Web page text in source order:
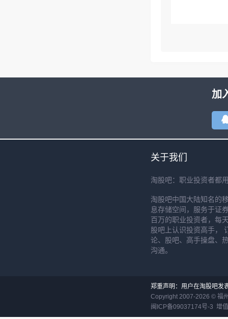
加
关于我们
淘股吧：职业投资者都
淘股吧中国大陆知名的
息存储空间，服务于证
百万的职业投资者，每
股吧上认识投资高手，
论、股吧、高手操盘、
沟通。
郑重声明：用户在淘股吧发
Copyright 2007-2026 © 福
闽ICP备09037174号-3 增